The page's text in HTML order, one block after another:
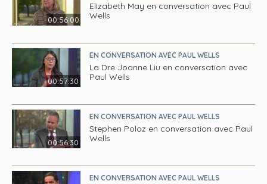
00:56:00
Elizabeth May en conversation avec Paul
Wells
00:57:30
EN CONVERSATION AVEC PAUL WELLS
La Dre Joanne Liu en conversation avec
Paul Wells
00:56:30
EN CONVERSATION AVEC PAUL WELLS
Stephen Poloz en conversation avec Paul
Wells
EN CONVERSATION AVEC PAUL WELLS